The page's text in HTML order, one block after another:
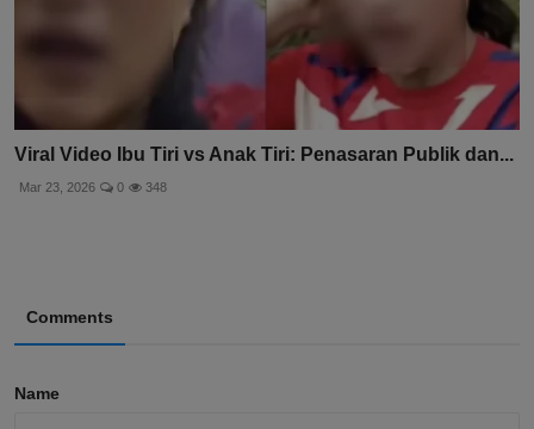
Viral Video Ibu Tiri vs Anak Tiri: Penasaran Publik dan...
Mar 23, 2026 0 348
Comments
Name